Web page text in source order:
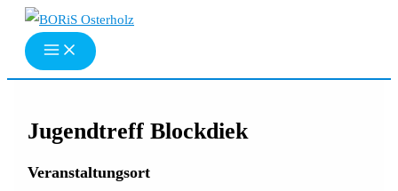
Zum
Inhalt
springen
Jugendtreff Blockdiek
Veranstaltungsort